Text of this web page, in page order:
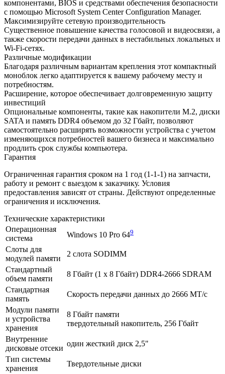
компонентами, BIOS и средствами обеспечения безопасности
с помощью Microsoft System Center Configuration Manager.
Максимизируйте сетевую производительность
Существенное повышение качества голосовой и видеосвязи, а
также скорости передачи данных в нестабильных локальных и
Wi-Fi-сетях.
Различные модификации
Благодаря различным вариантам крепления этот компактный
моноблок легко адаптируется к вашему рабочему месту и
потребностям.
Расширение, которое обеспечивает долговременную защиту
инвестиций
Опциональные компоненты, такие как накопители M.2, диски
SATA и память DDR4 объемом до 32 Гбайт, позволяют
самостоятельно расширять возможности устройства с учетом
изменяющихся потребностей вашего бизнеса и максимально
продлить срок службы компьютера.
Гарантия
Ограниченная гарантия сроком на 1 год (1-1-1) на запчасти,
работу и ремонт с выездом к заказчику. Условия
предоставления зависят от страны. Действуют определенные
ограничения и исключения.
Технические характеристики
Операционная
система
Windows 10 Pro 649
Слоты для
модулей памяти
2 слота SODIMM
Стандартный
объем памяти
8 Гбайт (1 x 8 Гбайт) DDR4-2666 SDRAM
Стандартная
память
Скорость передачи данных до 2666 МТ/с
Модули памяти
и устройства
хранения
8 Гбайт памяти
твердотельный накопитель, 256 Гбайт
Внутренние
дисковые отсеки
один жесткий диск 2,5"
Тип системы
хранения
Твердотельные диски